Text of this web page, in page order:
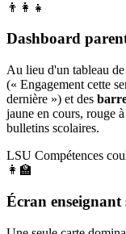
👨‍👩‍👧
Dashboard
Au lieu d'un tableau
(« Engagement cette
dernière ») et des
jaune en cours, rouge
bulletins scolaires.
LSU Compétences
👩‍🏫
Écran